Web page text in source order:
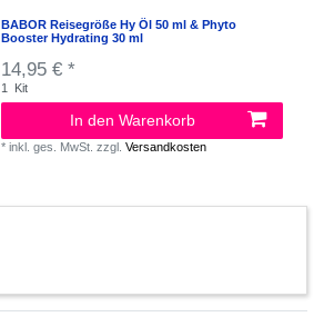
BABOR Reisegröße Hy Öl 50 ml & Phyto
Booster Hydrating 30 ml
14,95 € *
1 Kit
In den Warenkorb
*inkl. ges. MwSt. zzgl.Versandkosten